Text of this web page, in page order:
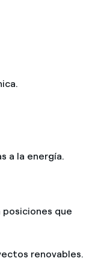
a la energía.
que
renovables.